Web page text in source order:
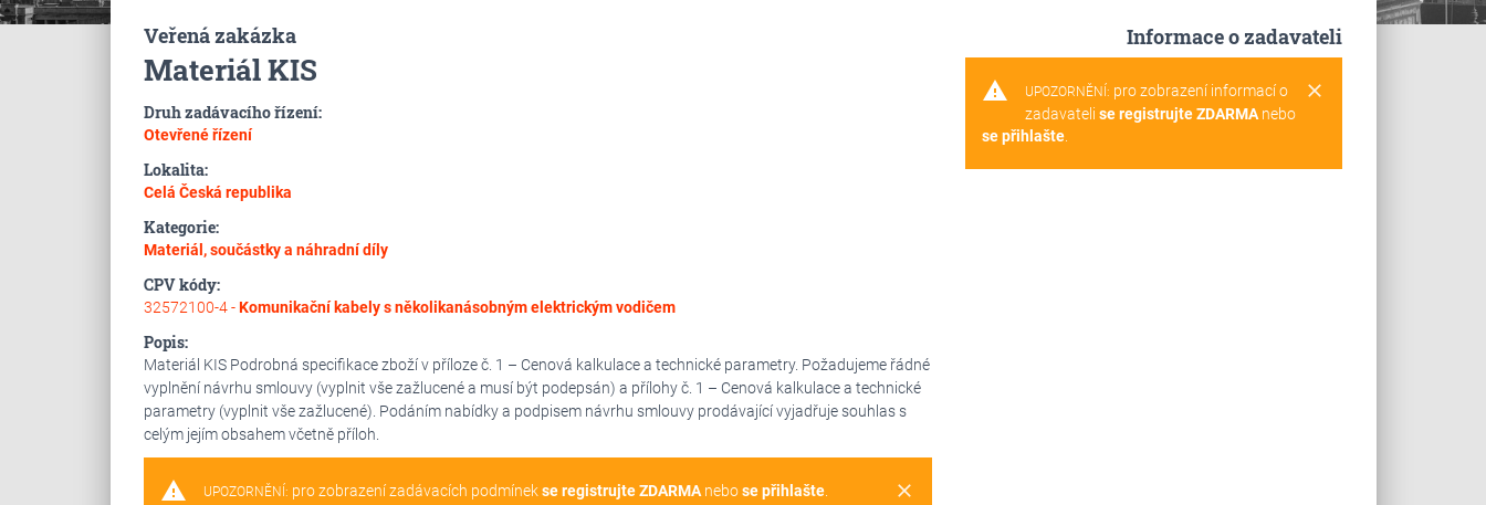
Veřená zakázka
Materiál KIS
Druh zadávacího řízení:
Otevřené řízení
Lokalita:
Celá Česká republika
Kategorie:
Materiál, součástky a náhradní díly
CPV kódy:
32572100-4 -Komunikační kabely s několikanásobným elektrickým vodičem
Popis:
Materiál KIS Podrobná specifikace zboží v příloze č. 1 – Cenová kalkulace a technické parametry. Požadujeme řádné
vyplnění návrhu smlouvy (vyplnit vše zažlucené a musí být podepsán) a přílohy č. 1 – Cenová kalkulace a technické
parametry (vyplnit vše zažlucené). Podáním nabídky a podpisem návrhu smlouvy prodávající vyjadřuje souhlas s
celým jejím obsahem včetně příloh.
warning clear
UPOZORNĚNÍ: pro zobrazení zadávacích podmínekse registrujte ZDARMAnebose přihlašte.
Informace o zadavateli
warning clear
UPOZORNĚNÍ: pro zobrazení informací o
zadavateli se registrujte ZDARMAnebo
se přihlašte.